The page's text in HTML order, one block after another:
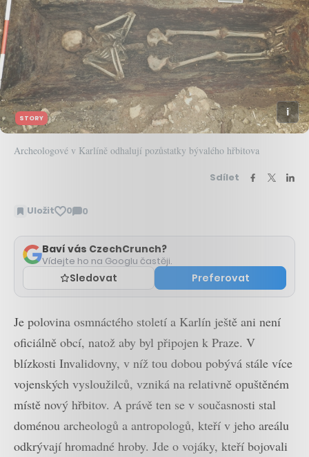
STORY
Archeologové v Karlíně odhalují pozůstatky bývalého hřbitova
Sdílet
Uložit 0 0
Zobrazit
Baví vás CzechCrunch?
Vídejte ho na Googlu častěji.
Sledovat Preferovat
Je polovina osmnáctého století a Karlín ještě ani není
oficiálně obcí, natož aby byl připojen k Praze. V
blízkosti Invalidovny, v níž tou dobou pobývá stále více
vojenských vysloužilců, vzniká na relativně opuštěném
místě nový hřbitov. A právě ten se v současnosti stal
doménou archeologů a antropologů, kteří v jeho areálu
odkrývají hromadné hroby. Jde o vojáky, kteří bojovali